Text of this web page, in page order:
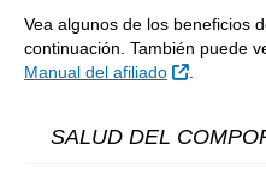
Vea algunos de los beneficios
continuación. También puede
Manual del afiliado
Sitio
SALUD DEL